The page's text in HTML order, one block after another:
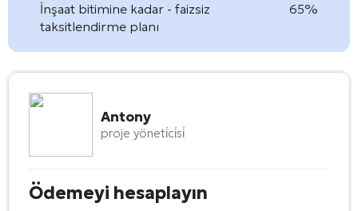
İnşaat bitimine kadar - faizsiz
taksitlendirme planı
65%
Antony
proje yöneti̇ci̇si̇
Ödemeyi hesaplayın